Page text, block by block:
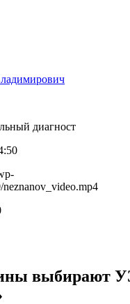
диагност
выбирают